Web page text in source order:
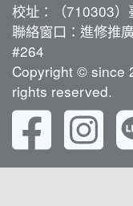
校址：（710303
聯絡窗口：進修推
#264
Copyright © since
rights reserved.